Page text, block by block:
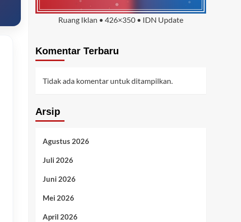
Ruang Iklan • 426×350 • IDN Update
Komentar Terbaru
Tidak ada komentar untuk ditampilkan.
Arsip
Agustus 2026
Juli 2026
Juni 2026
Mei 2026
April 2026